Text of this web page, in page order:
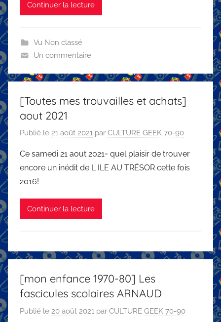
Continuer la lecture
Vu Non classé
Un commentaire
[Toutes mes trouvailles et achats]
aout 2021
Publié le 21 août 2021 par CULTURE GEEK 70-90
Ce samedi 21 aout 2021= quel plaisir de trouver
encore un inédit de L ILE AU TRÉSOR cette fois
2016!
Continuer la lecture
[mon enfance 1970-80] Les
fascicules scolaires ARNAUD
Publié le 20 août 2021 par CULTURE GEEK 70-90